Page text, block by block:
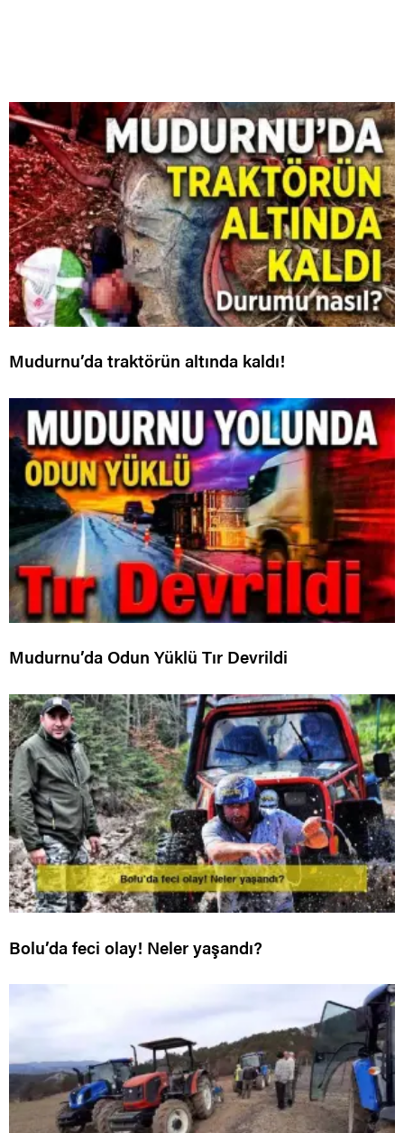
Mudurnu’da traktörün altında kaldı!
Mudurnu’da Odun Yüklü Tır Devrildi
Bolu’da feci olay! Neler yaşandı?